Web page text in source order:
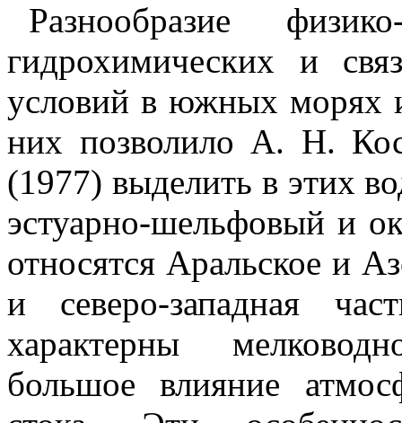
Разнообразие
гидрохимических и
условий в южных морях
них позволило А. Н.
(1977) выделить в этих
эстуарно-шельфовый и
относятся Аральское и
и северо-западная
характерны
большое влияние